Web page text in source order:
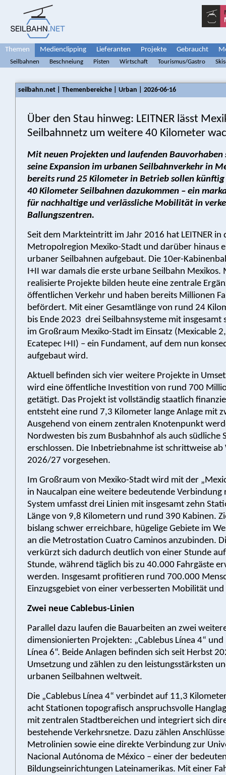
Themen Medienclipping Lieferanten Projekte Gebraucht
Seilbahnen Beschneiung Pisten Wirtschaft Tourismus/Gastro
seilbahn.net | Themenbereiche | Urban | 2026-06-16
Über den Stau hinweg: LEITNER lässt
Seilbahnnetz um weitere 40 Kilometer
Mit neuen Projekten und laufenden Bauvorhaben
seine Expansion im urbanen Seilbahnverkehr in
bereits rund 25 Kilometer in Betrieb sollen
40 Kilometer Seilbahnen dazukommen – ein
für nachhaltige und verlässliche Mobilität in
Ballungszentren.
Seit dem Markteintritt im Jahr 2016 hat LEITNER in
Metropolregion Mexiko-Stadt und darüber hinaus
urbaner Seilbahnen aufgebaut. Die 10er-
I+II war damals die erste urbane Seilbahn Mexikos.
realisierte Projekte bilden heute eine zentrale
öffentlichen Verkehr und haben bereits Millionen
befördert. Mit einer Gesamtlänge von rund 24
bis Ende 2023 drei Seilbahnsysteme mit insgesamt
im Großraum Mexiko-Stadt im Einsatz (Mexicable
Ecatepec I+II) – ein Fundament, auf dem nun
aufgebaut wird.
Aktuell befinden sich vier weitere Projekte in
wird eine öffentliche Investition von rund 700
getätigt. Das Projekt ist vollständig staatlich
entsteht eine rund 7,3 Kilometer lange Anlage mit
Ausgehend von einem zentralen Knotenpunkt
Nordwesten bis zum Busbahnhof als auch südliche
erschlossen. Die Inbetriebnahme ist schrittweise
2026/27 vorgesehen.
Im Großraum von Mexiko-Stadt wird mit der
in Naucalpan eine weitere bedeutende Verbindung
System umfasst drei Linien mit insgesamt zehn
Länge von 9,8 Kilometern und rund 390 Kabinen.
bislang schwer erreichbare, hügelige Gebiete im
an die Metrostation Cuatro Caminos anzubinden.
verkürzt sich dadurch deutlich von einer Stunde
Stunde, während täglich bis zu 40.000 Fahrgäste
werden. Insgesamt profitieren rund 700.000
Einzugsgebiet von einer verbesserten Mobilität
Zwei neue Cablebus-Linien
Parallel dazu laufen die Bauarbeiten an zwei
dimensionierten Projekten: „Cablebus Línea 4“ und
Línea 6“. Beide Anlagen befinden sich seit Herbst
Umsetzung und zählen zu den leistungsstärksten
urbanen Seilbahnen weltweit.
Die „Cablebus Línea 4“ verbindet auf 11,3
acht Stationen topografisch anspruchsvolle
mit zentralen Stadtbereichen und integriert sich
bestehende Verkehrsnetze. Dazu zählen
Metrolinien sowie eine direkte Verbindung zur
Nacional Autónoma de México – einer der
Bildungseinrichtungen Lateinamerikas. Mit einer